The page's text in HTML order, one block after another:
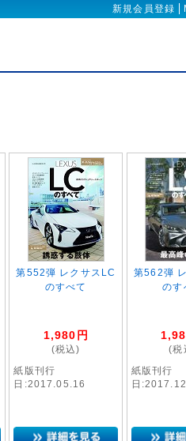
新規会員登録
第552弾 レクサスLC
のすべて
1,980 円
(税込)
紙版刊行
日:2017.05.16
第562弾
のす
(税
紙版刊行
日